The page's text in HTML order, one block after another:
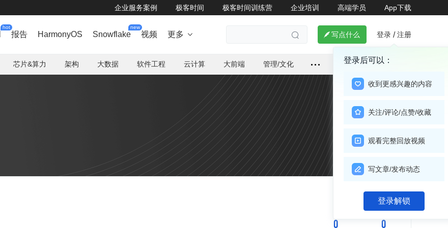
企业服务案例 极客时间 极客时间训练营 企业培训 高端学员 App下载
hot
报告 HarmonyOS Snowflake
new
视频 更多    写点什么 登录 / 注册
登录后可以：
收到更感兴趣的内容
关注/评论/点赞/收藏
观看完整回放视频
写文章/发布动态
登录解锁
芯片&算力 架构 大数据 软件工程 云计算 大前端 管理/文化
关注
0 0